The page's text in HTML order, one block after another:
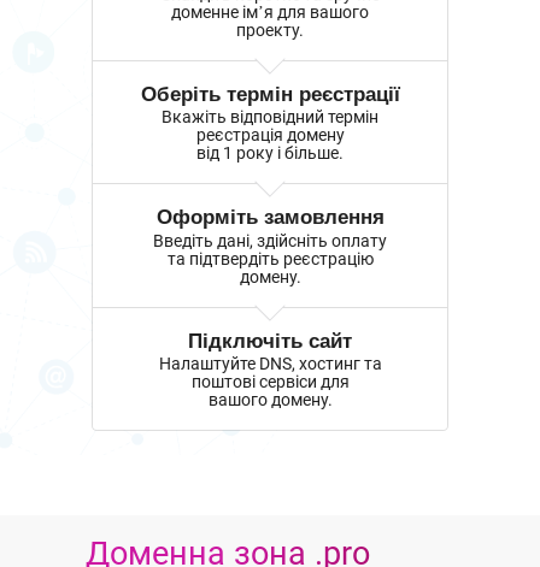
доменне ім’я для вашого
проекту.
Оберіть термін реєстрації
Вкажіть відповідний термін
реєстрація домену
від 1 року і більше.
Оформіть замовлення
Введіть дані, здійсніть оплату
та підтвердіть реєстрацію
домену.
Підключіть сайт
Налаштуйте DNS, хостинг та
поштові сервіси для
вашого домену.
Доменна зона .pro